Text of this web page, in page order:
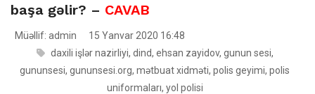
başa gəlir? – CAVAB
Müəllif: admin
15 Yanvar 2020 16:48
daxili işlər nazirliyi, dind, ehsan zayidov, gunun sesi,
gununsesi, gununsesi.org, mətbuat xidməti, polis geyimi, polis
uniformaları, yol polisi